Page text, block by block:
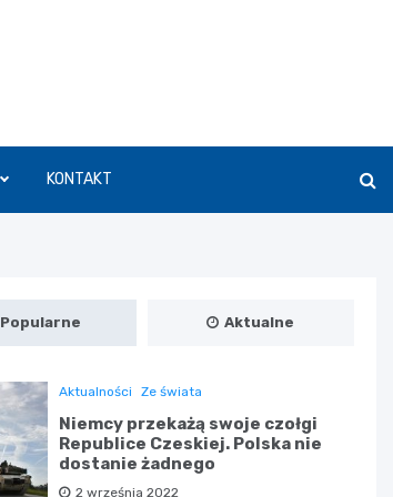
KONTAKT
Popularne Aktualne
Aktualności Ze świata
Niemcy przekażą swoje czołgi
Republice Czeskiej. Polska nie
dostanie żadnego
2 września 2022